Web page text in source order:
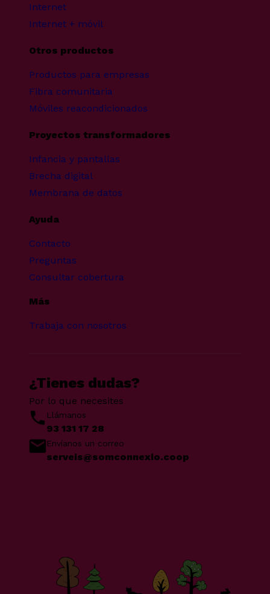
Internet
Internet + móvil
Otros productos
Productos para empresas
Fibra comunitaria
Móviles reacondicionados
Proyectos transformadores
Infancia y pantallas
Brecha digital
Membrana de datos
Ayuda
Contacto
Preguntas
Consultar cobertura
Más
Trabaja con nosotros
¿Tienes dudas?
Por lo que necesites
Llámanos
93 131 17 28
Envíanos un correo
serveis@somconnexio.coop